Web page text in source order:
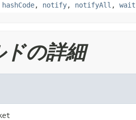
hashCode, notify, notifyAll , wait
ドの詳細